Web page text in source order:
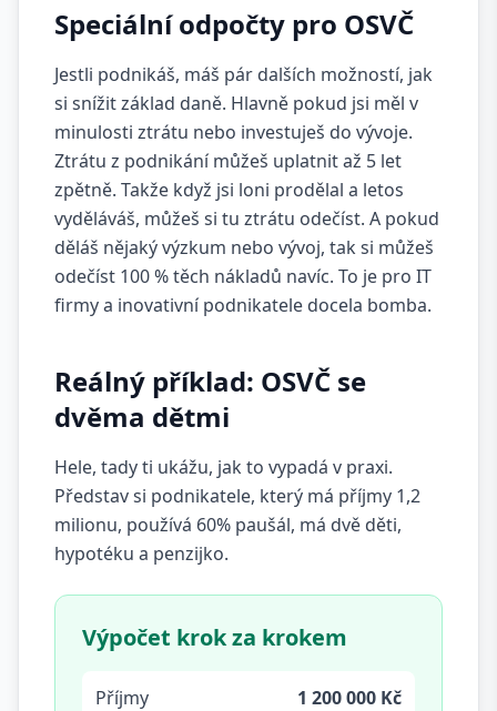
Speciální odpočty pro OSVČ
Jestli podnikáš, máš pár dalších možností, jak
si snížit základ daně. Hlavně pokud jsi měl v
minulosti ztrátu nebo investuješ do vývoje.
Ztrátu z podnikání můžeš uplatnit až 5 let
zpětně. Takže když jsi loni prodělal a letos
vyděláváš, můžeš si tu ztrátu odečíst. A pokud
děláš nějaký výzkum nebo vývoj, tak si můžeš
odečíst 100 % těch nákladů navíc. To je pro IT
firmy a inovativní podnikatele docela bomba.
Reálný příklad: OSVČ se
dvěma dětmi
Hele, tady ti ukážu, jak to vypadá v praxi.
Představ si podnikatele, který má příjmy 1,2
milionu, používá 60% paušál, má dvě děti,
hypotéku a penzijko.
Výpočet krok za krokem
Příjmy 1 200 000 Kč